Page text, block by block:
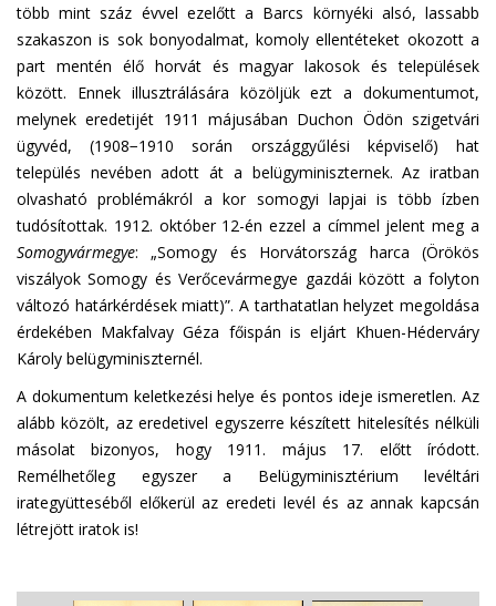
több mint száz évvel ezelőtt a Barcs környéki alsó, lassabb
szakaszon is sok bonyodalmat, komoly ellentéteket okozott a
part mentén élő horvát és magyar lakosok és települések
között. Ennek illusztrálására közöljük ezt a dokumentumot,
melynek eredetijét 1911 májusában Duchon Ödön szigetvári
ügyvéd, (1908−1910 során országgyűlési képviselő) hat
település nevében adott át a belügyminiszternek. Az iratban
olvasható problémákról a kor somogyi lapjai is több ízben
tudósítottak. 1912. október 12-én ezzel a címmel jelent meg a
Somogyvármegye: „Somogy és Horvátország harca (Örökös
viszályok Somogy és Verőcevármegye gazdái között a folyton
változó határkérdések miatt)”. A tarthatatlan helyzet megoldása
érdekében Makfalvay Géza főispán is eljárt Khuen-Héderváry
Károly belügyminiszternél.
A dokumentum keletkezési helye és pontos ideje ismeretlen. Az
alább közölt, az eredetivel egyszerre készített hitelesítés nélküli
másolat bizonyos, hogy 1911. május 17. előtt íródott.
Remélhetőleg egyszer a Belügyminisztérium levéltári
irategyütteséből előkerül az eredeti levél és az annak kapcsán
létrejött iratok is!